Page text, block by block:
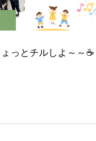
っとチルしよ～～☕